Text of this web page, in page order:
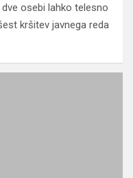
osebi lahko telesno
kršitev javnega reda